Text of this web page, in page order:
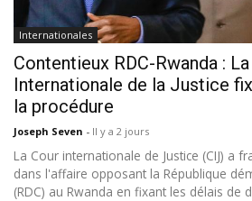
Internationales
Contentieux RDC-Rwanda :
Internationale de la Justice
la procédure
Joseph Seven - Il y a 2 jours
La Cour internationale de Justice (CIJ) a
dans l'affaire opposant la République
(RDC) au Rwanda en fixant les délais de